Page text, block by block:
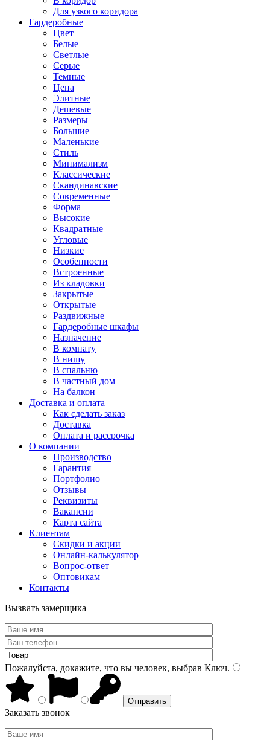
Для узкого коридора
Гардеробные
Цвет
Белые
Светлые
Серые
Темные
Цена
Элитные
Дешевые
Размеры
Большие
Маленькие
Стиль
Минимализм
Классические
Скандинавские
Современные
Форма
Высокие
Квадратные
Угловые
Низкие
Особенности
Встроенные
Из кладовки
Закрытые
Открытые
Раздвижные
Гардеробные шкафы
Назначение
В комнату
В нишу
В спальню
В частный дом
На балкон
Доставка и оплата
Как сделать заказ
Доставка
Оплата и рассрочка
О компании
Производство
Гарантия
Портфолио
Отзывы
Реквизиты
Вакансии
Карта сайта
Клиентам
Скидки и акции
Онлайн-калькулятор
Вопрос-ответ
Оптовикам
Контакты
Вызвать замерщика
Пожалуйста, докажите, что вы человек, выбрав Ключ.
Заказать звонок